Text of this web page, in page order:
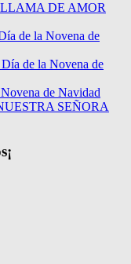
DE AMOR
de la Novena de
de la Novena de
de Navidad
SEÑORA